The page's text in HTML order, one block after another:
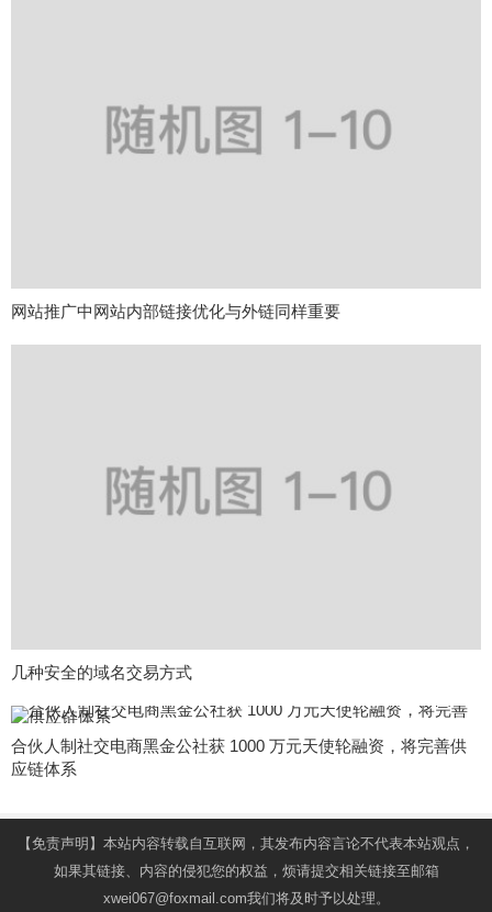
网站推广中网站内部链接优化与外链同样重要
几种安全的域名交易方式
合伙人制社交电商黑金公社获 1000 万元天使轮融资，将完善供
应链体系
【免责声明】本站内容转载自互联网，其发布内容言论不代表本站观点，
如果其链接、内容的侵犯您的权益，烦请提交相关链接至邮箱
xwei067@foxmail.com我们将及时予以处理。